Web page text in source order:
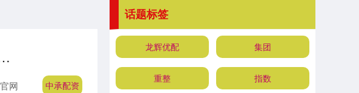
专/成人中专学历报名及学费指南
中承配资
网
话题标签
龙辉优配 集团
重整 指数